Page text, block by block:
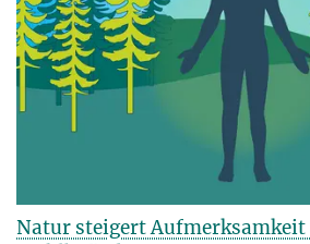
Natur steigert Aufmerksamkeit